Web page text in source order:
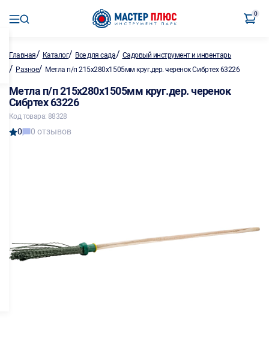
0
Главная/ Каталог/ Все для сада/ Садовый инструмент и инвентарь
/ Разное/ Метла п/п 215х280х1505мм круг.дер. черенок Сибртех 63226
Метла п/п 215х280х1505мм круг.дер. черенок
Сибртех 63226
Код товара: 88328
0 0 отзывов